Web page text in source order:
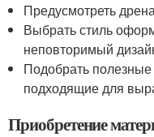
Предусмотреть
Выбрать стиль
неповторимый
Подобрать
подходящие для
Приобретение